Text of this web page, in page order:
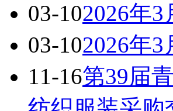
03-102026年
03-102026年
11-16第39届